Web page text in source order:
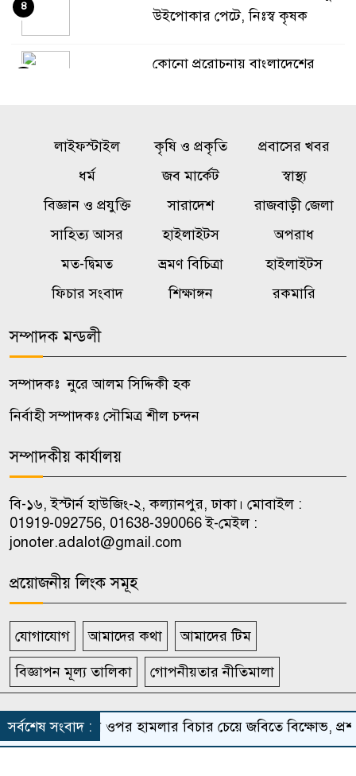
উইপোকার পেটে, নিঃস্ব কৃষক
৪
কোনো প্ররোচনায় বাংলাদেশের
কাল এসএসসি পরীক্ষার ফলাফল
প্রকাশ, উদ্বোধন করবেন শিক্ষামন্ত্রী
বাঁশখালীতে প্রধানমন্ত্রী, সমুদ্রপাড়ে
মাতারবাড়ি কয়লা বিদ্যুৎকেন্দ্র
সময়সূচি প্রকাশ
৯
১০
লাইফস্টাইল কৃষি ও প্রকৃতি
প্রবাসের খবর
ধর্ম
জব মার্কেট
স্বাস্থ্য
বিজ্ঞান ও প্রযুক্তি
সারাদেশ
রাজবাড়ী জেলা
সাহিত্য আসর
হাইলাইটস
অপরাধ
মত-দ্বিমত
ভ্রমণ বিচিত্রা
হাইলাইটস
ফিচার সংবাদ
শিক্ষাঙ্গন রকমারি
সম্পাদক মন্ডলী
সম্পাদকঃ নুরে আলম সিদ্দিকী হক
নির্বাহী সম্পাদকঃ সৌমিত্র শীল চন্দন
সম্পাদকীয় কার্যালয়
বি-১৬, ইস্টার্ন হাউজিং-২, কল্যানপুর, ঢাকা। মোবাইল :
01919-092756, 01638-390066 ই-মেইল :
jonoter.adalot@gmail.com
প্রয়োজনীয় লিংক সমূহ
যোগাযোগ আমাদের কথা আমাদের টিম
বিজ্ঞাপন মূল্য তালিকা গোপনীয়তার নীতিমালা
সর্বস্বত্ব সংরক্ষিত দৈনিক জনতার আদালত
Theme Developed BYThemesBazar.Com
সর্বশেষ সংবাদ :
সহপাঠীর ওপর হামলার বিচার চেয়ে জবিতে বিক্ষোভ,